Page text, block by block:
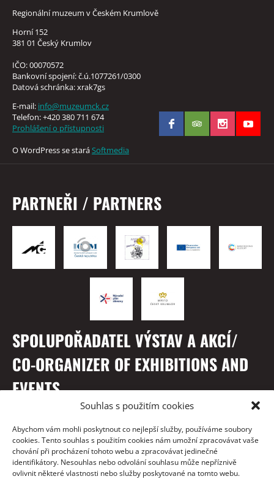
Souhlas s použitím cookies
Abychom vám mohli poskytnout co nejlepší služby, používáme soubory
cookies. Tento souhlas s použitím cookies nám umožní zpracovávat vaše
chování při procházení tohoto webu a zpracovávat jedinečné
identifikátory. Nesouhlas nebo odvolání souhlasu může nepříznivě
ovlivnit některé vlastnosti nebo služby poskytované na tomto webu.
Regionální muzeum v Českém Krumlově
Horní 152
381 01 Český Krumlov
IČO: 00070572
Bankovní spojení: č.ú.1077261/0300
Datová schránka: xrak7gs
E-mail: info@muzeumck.cz
Telefon: +420 380 711 674
Prohlášení o přístupnosti
O WordPress se staráSoftmedia
PARTNEŘI / PARTNERS
SPOLUPOŘADATEL VÝSTAV A AKCÍ/
CO-ORGANIZER OF EXHIBITIONS AND
EVENTS